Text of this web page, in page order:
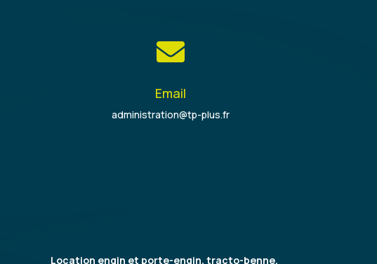

Email
administration@tp-plus.fr
Location engin et porte-engin, tracto-benne,